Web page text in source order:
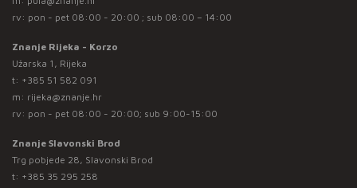
rv: pon - pet 08:00 - 20:00 ; sub 08:00 – 14:00
Znanje Rijeka - Korzo
Užarska 1, Rijeka
t: +385 51 582 091
m: rijeka@znanje.hr
rv: pon - pet 08:00 - 20:00; sub 9:00-15:00
Znanje Slavonski Brod
Trg pobjede 28, Slavonski Brod
t: +385 35 295 258